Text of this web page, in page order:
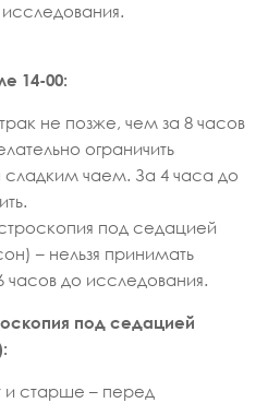
14-00:
не позже, чем за 8 часов
ограничить
чаем. За 4 часа до
под седацией
– нельзя принимать
часов до исследования.
под седацией
и старше – перед